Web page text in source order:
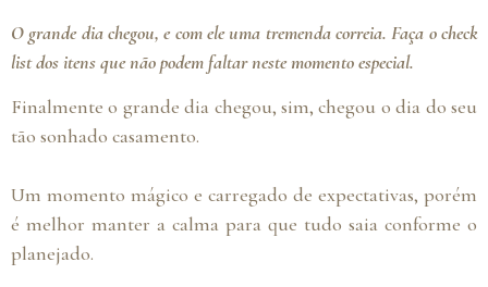
O grande dia chegou, e com ele uma tremenda correia. Faça o check
list dos itens que não podem faltar neste momento especial.
Finalmente o grande dia chegou, sim, chegou o dia do seu
tão sonhado casamento.
Um momento mágico e carregado de expectativas, porém
é melhor manter a calma para que tudo saia conforme o
planejado.